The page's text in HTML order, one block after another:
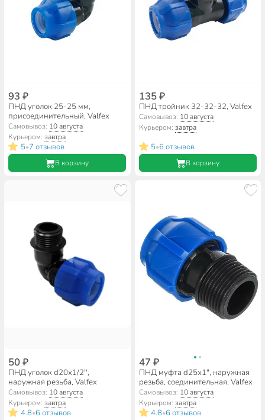
93 ₽
ПНД уголок 25-25 мм,
присоединительный, Valfex
Самовывоз: 10 августа
Курьером:завтра
5•7 отзывов
В корзину
135 ₽
ПНД тройник 32-32-32, Valfex
Самовывоз: 10 августа
Курьером: завтра
5•6 отзывов
В корзину
50 ₽
ПНД уголок d20х1/2'',
наружная резьба, Valfex
Самовывоз: 10 августа
Курьером:завтра
4.8•6 отзывов
47 ₽
ПНД муфта d25х1", наружная
резьба, соединительная, Valfex
Самовывоз: 10 августа
Курьером: завтра
4.8•6 отзывов